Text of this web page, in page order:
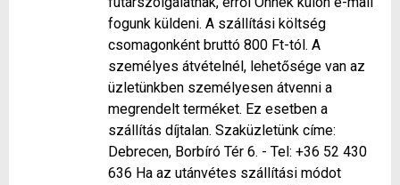
fogunk küldeni. A szállítási költség
csomagonként bruttó 800 Ft-tól. A
személyes átvételnél, lehetősége van az
üzletünkben személyesen átvenni a
megrendelt terméket. Ez esetben a
szállítás díjtalan. Szaküzletünk címe:
Debrecen, Borbíró Tér 6. - Tel: +36 52 430
636 Ha az utánvétes szállítási módot